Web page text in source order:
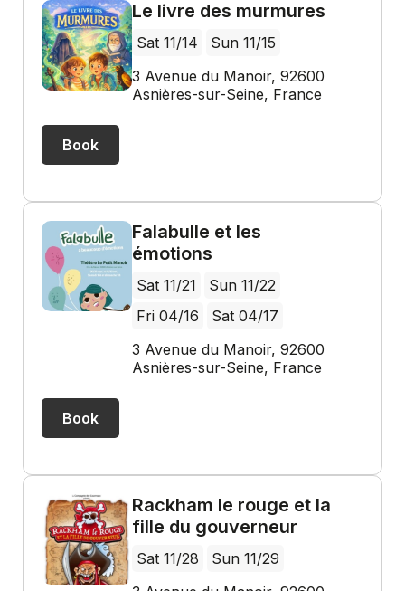
Le livre des murmures
Sat 11/14
Sun 11/15
3 Avenue du Manoir, 92600
Asnières-sur-Seine, France
Book
Falabulle et les
émotions
Sat 11/21
Sun 11/22
Fri 04/16
Sat 04/17
3 Avenue du Manoir, 92600
Asnières-sur-Seine, France
Book
Rackham le rouge et la
fille du gouverneur
Sat 11/28
Sun 11/29